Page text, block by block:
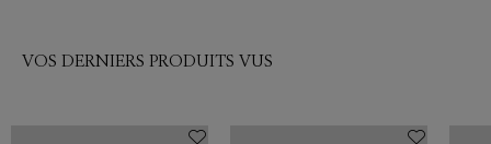
VOS DERNIERS PRODUITS VUS